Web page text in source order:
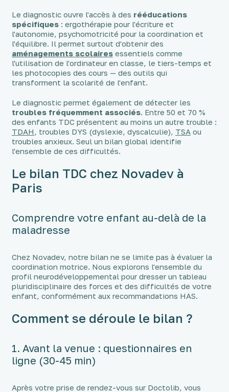
Le diagnostic ouvre l'accès à des rééducations
spécifiques: ergothérapie pour l'écriture et
l'autonomie, psychomotricité pour la coordination et
l'équilibre. Il permet surtout d'obtenir des
aménagements scolairesessentiels comme
l'utilisation de l'ordinateur en classe, le tiers-temps et
les photocopies des cours — des outils qui
transforment la scolarité de l'enfant.
Le diagnostic permet également de détecter les
troubles fréquemment associés. Entre 50 et 70 %
des enfants TDC présentent au moins un autre trouble :
TDAH
, troubles DYS (dyslexie, dyscalculie), TSA ou
troubles anxieux. Seul un bilan global identifie
l'ensemble de ces difficultés.
Le bilan TDC chez Novadev à
Paris
Comprendre votre enfant au-delà de la
maladresse
Chez Novadev, notre bilan ne se limite pas à évaluer la
coordination motrice. Nous explorons l'ensemble du
profil neurodéveloppemental pour dresser un tableau
pluridisciplinaire des forces et des difficultés de votre
enfant, conformément aux recommandations HAS.
Comment se déroule le bilan ?
1. Avant la venue : questionnaires en
ligne (30-45 min)
Après votre prise de rendez-vous sur Doctolib, vous